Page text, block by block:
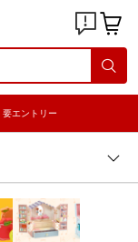
要エントリー